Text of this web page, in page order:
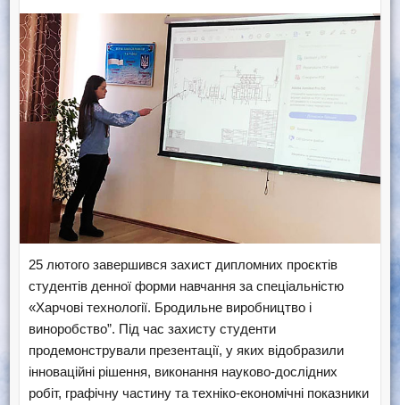
25 лютого завершився захист дипломних проєктів
студентів денної форми навчання за спеціальністю
«Харчові технології. Бродильне виробництво і
виноробство”. Під час захисту студенти
продемонстрували презентації, у яких відобразили
інноваційні рішення, виконання науково-дослідних
робіт, графічну частину та техніко-економічні показники